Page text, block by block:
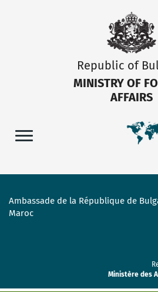
Republic of
MINISTRY OF
AFFAIRS
Ambassade de la République de
Maroc
Ministère des